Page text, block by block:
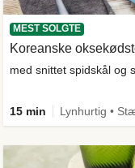
MEST SOLGTE
Koreanske
med snittet spidskål og
15 min Lynhurtig •